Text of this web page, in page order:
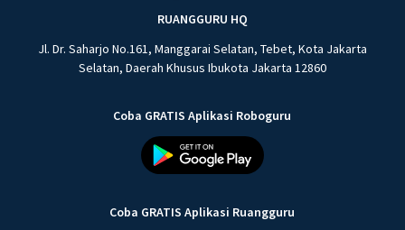
RUANGGURU HQ
Jl. Dr. Saharjo No.161, Manggarai Selatan, Tebet, Kota Jakarta
Selatan, Daerah Khusus Ibukota Jakarta 12860
Coba GRATIS Aplikasi Roboguru
Coba GRATIS Aplikasi Ruangguru